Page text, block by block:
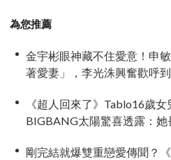
為您推薦
金宇彬眼神藏不住愛意！申
著愛妻」，李光洙興奮歡呼
《超人回來了》Tablo16歲女
BIGBANG太陽驚喜透露：
剛完結就爆雙重戀愛傳聞？